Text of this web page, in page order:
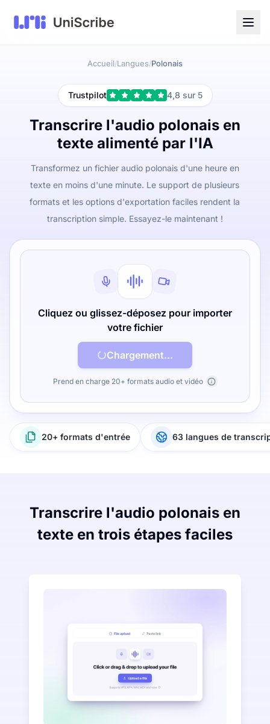
Accueil/Langues/Polonais
Trustpilot 4,8 sur 5
Transcrire l'audio polonais en
texte alimenté par l'IA
Transformez un fichier audio polonais d'une heure en
texte en moins d'une minute. Le support de plusieurs
formats et les options d'exportation faciles rendent la
transcription simple. Essayez-le maintenant !
Cliquez ou glissez-déposez pour importer
votre fichier
Chargement...
Prend en charge 20+ formats audio et vidéo
20+ formats d'entrée 63 langues de
Transcrire l'audio polonais en
texte en trois étapes faciles